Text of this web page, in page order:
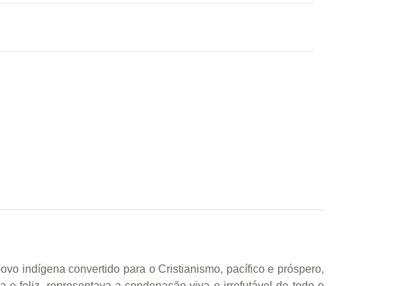
indígena convertido para o Cristianismo, pacífico e próspero,